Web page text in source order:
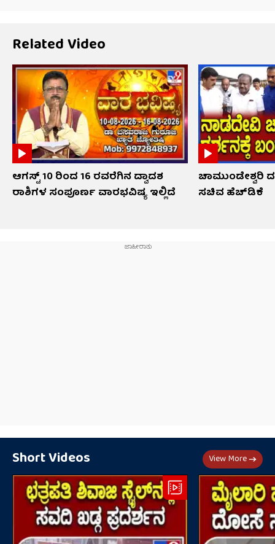
Related Video
ಆಗಸ್ಟ್ 10 ರಿಂದ 16 ರವರೆಗಿನ ದ್ವಾದಶ
ರಾಶಿಗಳ ಸಂಪೂರ್ಣ ವಾರಭವಿಷ್ಯ ಇಲ್ಲಿದೆ
ಚಾಮುಂಡೇಶ್ವರಿ
ಸಚಿವ ಹೆಚ್​​ಡಿಕೆ
Short Videos View More